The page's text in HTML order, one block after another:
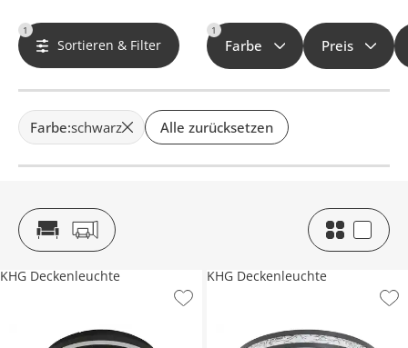
1
Sortieren & Filter
1
Farbe Preis
Farbe:schwarz Alle zurücksetzen
KHG Deckenleuchte KHG Deckenleuchte